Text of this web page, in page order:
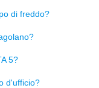
di freddo?
5?
d'ufficio?